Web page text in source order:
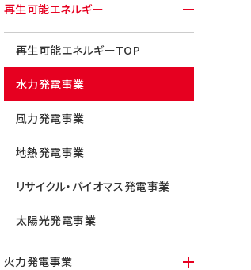
再生可能エネルギー
再生可能エネルギーTOP
水力発電事業
風力発電事業
地熱発電事業
リサイクル・バイオマス発電事業
太陽光発電事業
火力発電事業